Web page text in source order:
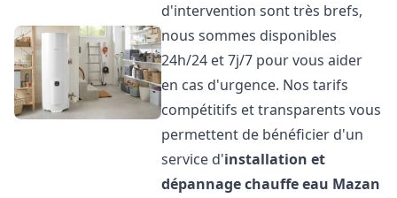
d'intervention sont très brefs,
nous sommes disponibles
24h/24 et 7j/7 pour vous aider
en cas d'urgence. Nos tarifs
compétitifs et transparents vous
permettent de bénéficier d'un
service d'installation et
dépannage chauffe eau Mazan